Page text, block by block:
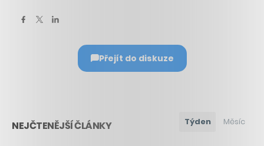
Přejít do diskuze
NEJČTENĚJŠÍ ČLÁNKY Týden Měsíc